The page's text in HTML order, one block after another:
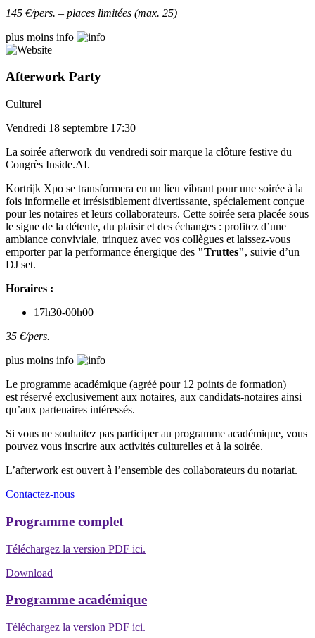
145 €/pers. – places limitées (max. 25)
plus moins info
Afterwork Party
Culturel
Vendredi 18 septembre 17:30
La soirée afterwork du vendredi soir marque la clôture festive du
Congrès Inside.AI.
Kortrijk Xpo se transformera en un lieu vibrant pour une soirée à la
fois informelle et irrésistiblement divertissante, spécialement conçue
pour les notaires et leurs collaborateurs. Cette soirée sera placée sous
le signe de la détente, du plaisir et des échanges : profitez d’une
ambiance conviviale, trinquez avec vos collègues et laissez-vous
emporter par la performance énergique des "Truttes", suivie d’un
DJ set.
Horaires :
17h30-00h00
35 €/pers.
plus moins info
Le programme académique (agréé pour 12 points de formation)
est réservé exclusivement aux notaires, aux candidats-notaires ainsi
qu’aux partenaires intéressés.
Si vous ne souhaitez pas participer au programme académique, vous
pouvez vous inscrire aux activités culturelles et à la soirée.
L’afterwork est ouvert à l’ensemble des collaborateurs du notariat.
Contactez-nous
Programme complet
Téléchargez la version PDF ici.
Download
Programme académique
Téléchargez la version PDF ici.